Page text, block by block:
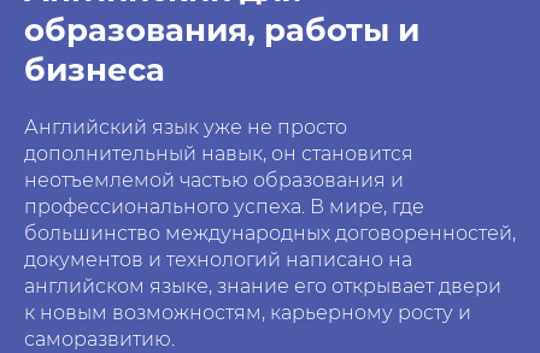
образования, работы и
бизнеса
Английский язык уже не просто
дополнительный навык, он становится
неотъемлемой частью образования и
профессионального успеха. В мире, где
большинство международных договоренностей,
документов и технологий написано на
английском языке, знание его открывает двери
к новым возможностям, карьерному росту и
саморазвитию.